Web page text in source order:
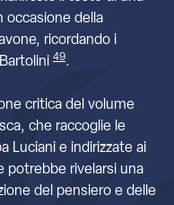
occasione della
ricordando i
49.
critica del volume
che raccoglie le
Luciani e indirizzate ai
potrebbe rivelarsi una
del pensiero e delle